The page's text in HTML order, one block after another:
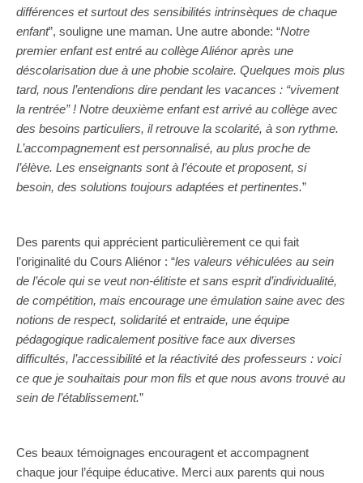
différences et surtout des sensibilités intrinsèques de chaque
enfant”, souligne une maman. Une autre abonde: “Notre
premier enfant est entré au collège Aliénor après une
déscolarisation due à une phobie scolaire. Quelques mois plus
tard, nous l’entendions dire pendant les vacances : “vivement
la rentrée” ! Notre deuxième enfant est arrivé au collège avec
des besoins particuliers, il retrouve la scolarité, à son rythme.
L’accompagnement est personnalisé, au plus proche de
l’élève. Les enseignants sont à l’écoute et proposent, si
besoin, des solutions toujours adaptées et pertinentes.”
Des parents qui apprécient particulièrement ce qui fait
l’originalité du Cours Aliénor : “les valeurs véhiculées au sein
de l’école qui se veut non-élitiste et sans esprit d’individualité,
de compétition, mais encourage une émulation saine avec des
notions de respect, solidarité et entraide, une équipe
pédagogique radicalement positive face aux diverses
difficultés, l’accessibilité et la réactivité des professeurs : voici
ce que je souhaitais pour mon fils et que nous avons trouvé au
sein de l’établissement.”
Ces beaux témoignages encouragent et accompagnent
chaque jour l’équipe éducative. Merci aux parents qui nous